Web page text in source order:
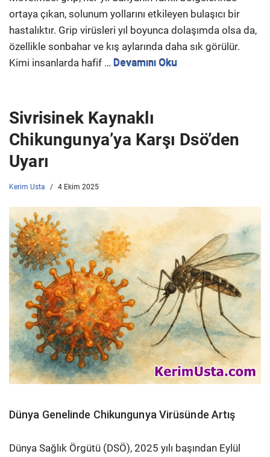
ortaya çıkan, solunum yollarını etkileyen bulaşıcı bir
hastalıktır. Grip virüsleri yıl boyunca dolaşımda olsa da,
özellikle sonbahar ve kış aylarında daha sık görülür.
Kimi insanlarda hafif … Devamını Oku
Sivrisinek Kaynaklı
Chikungunya’ya Karşı Dsö’den
Uyarı
Kerim Usta 4 Ekim 2025
Dünya Genelinde Chikungunya Virüsünde Artış
Dünya Sağlık Örgütü (DSÖ), 2025 yılı başından Eylül